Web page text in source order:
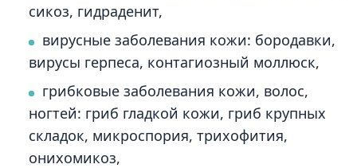
сикоз, гидраденит,
вирусные заболевания кожи: бородавки,
вирусы герпеса, контагиозный моллюск,
грибковые заболевания кожи, волос,
ногтей: гриб гладкой кожи, гриб крупных
складок, микроспория, трихофития,
онихомикоз,